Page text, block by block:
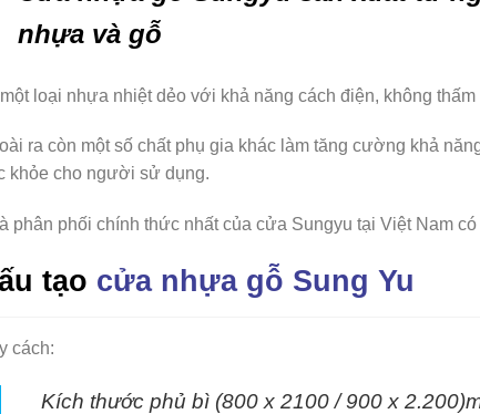
nhựa và gỗ
một loại nhựa nhiệt dẻo với khả năng cách điện, không
ra còn một số chất phụ gia khác làm tăng cường khả
khỏe cho người sử dụng.
phân phối chính thức nhất của cửa Sungyu tại Việt Nam
tạo cửa nhựa gỗ Sung Yu
cách:
Kích thước phủ bì (800 x 2100 / 900 x